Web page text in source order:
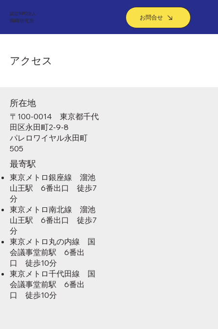
お問合せ
認定NPO法人
​岡崎研究所
アクセス
所在地
〒100-0014 東京都千代
田区永田町2-9-8
パレロワイヤル永田町
505
最寄駅
東京メトロ銀座線 溜池
山王駅 6番出口 徒歩7
分
東京メトロ南北線 溜池
山王駅 6番出口 徒歩7
分
東京メトロ丸の内線 国
会議事堂前駅 6番出
口 徒歩10分
東京メトロ千代田線 国
会議事堂前駅 6番出
口 徒歩10分